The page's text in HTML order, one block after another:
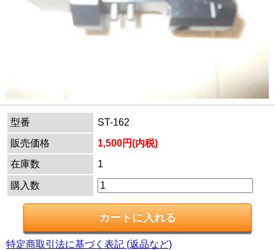
型番
ST-162
販売価格
1,500円(内税)
在庫数
1
購入数
特定商取引法に基づく表記 (返品など)